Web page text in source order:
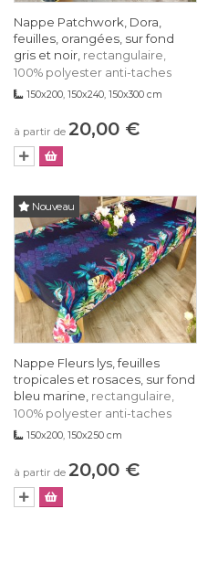
Nappe Patchwork, Dora,
feuilles, orangées, sur fond
gris et noir, rectangulaire,
100% polyester anti-taches
150x200, 150x240, 150x300 cm
à partir de 20,00 €
Nouveau
Nappe Fleurs lys, feuilles
tropicales et rosaces, sur fond
bleu marine, rectangulaire,
100% polyester anti-taches
150x200, 150x250 cm
à partir de 20,00 €